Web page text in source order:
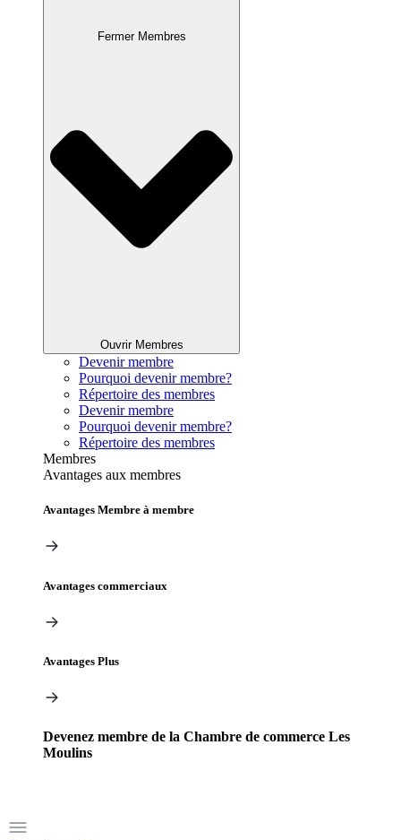
Fermer Membres
Ouvrir Membres
Devenir membre
Pourquoi devenir membre?
Répertoire des membres
Devenir membre
Pourquoi devenir membre?
Répertoire des membres
Membres
Avantages aux membres
Avantages Membre à membre
Avantages commerciaux
Avantages Plus
Devenez membre de la Chambre de commerce Les
Moulins